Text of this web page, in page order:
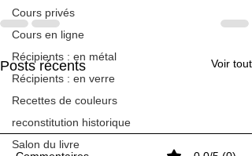
Cours privés
Cours en ligne
Récipients : en métal
Récipients : en verre
Recettes de couleurs
reconstitution historique
Salon du livre
Posts récents Voir tout